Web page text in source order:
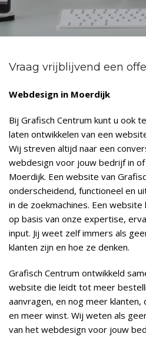
Vraag vrijblijvend een
Webdesign in Moerdijk
Bij Grafisch Centrum kunt u ook
laten ontwikkelen van een
Wij streven altijd naar een
webdesign voor jouw bedrijf in
Moerdijk. Een website van
onderscheidend, functioneel en
in de zoekmachines. Een
op basis van onze expertise,
input. Jij weet zelf immers als
klanten zijn en hoe ze denken.
Grafisch Centrum ontwikkeld
website die leidt tot meer
aanvragen, en nog meer
en meer winst. Wij weten als
van het webdesign voor jouw